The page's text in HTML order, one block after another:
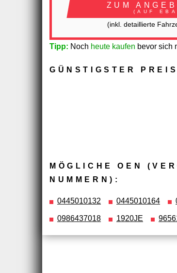
ZUM
(AUF
(inkl. detaillierte
Tipp: Noch heute kaufen bevor sich
GÜNSTIGSTER
MÖGLICHE OEN
NUMMERN):
0445010132 0445010164
0986437018 1920JE